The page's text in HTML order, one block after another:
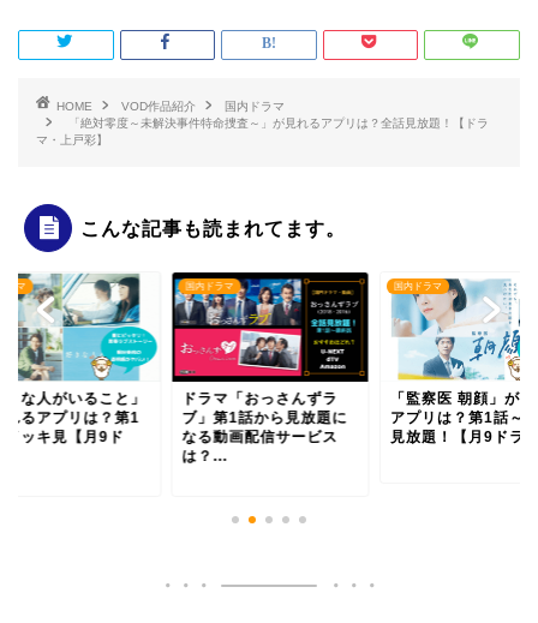
HOME VOD作品紹介
国内ドラマ
「絶対零度～未解決事件特命捜査～」が見れるアプリは？全話見放題！【ドラ
マ・上戸彩】
こんな記事も読まれてます。
ラマ
マ「おっさんずラ
第1話から見放題に
動画配信サービス
国内ドラマ
「監察医 朝顔」が見れる
アプリは？第1話～全話
見放題！【月9ドラマ...
国内ドラマ
「ガリレオ」が見れ
プリは？全話一挙見
題！【月9ドラマ・